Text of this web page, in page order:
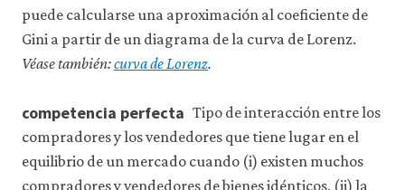
puede calcularse una aproximación al coeficiente de
Gini a partir de un diagrama de la curva de Lorenz.
Véase también:curva de Lorenz.
competencia perfecta Tipo de interacción entre los
compradores y los vendedores que tiene lugar en el
equilibrio de un mercado cuando (i) existen muchos
compradores y vendedores de bienes idénticos, (ii) la